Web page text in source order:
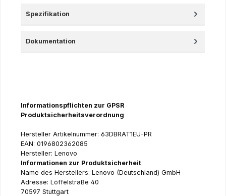
Spezifikation
Dokumentation
Informationspflichten zur GPSR
Produktsicherheitsverordnung
Hersteller Artikelnummer: 63DBRAT1EU-PR
EAN: 0196802362085
Hersteller: Lenovo
Informationen zur Produktsicherheit
Name des Herstellers: Lenovo (Deutschland) GmbH
Adresse: Löffelstraße 40
70597 Stuttgart